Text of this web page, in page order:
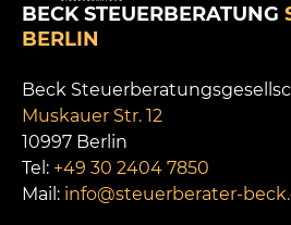
BECK STEUERBERATUNG
BERLIN
Beck
Muskauer Str. 12
10997 Berlin
Tel: +49 30 2404 7850
Mail: info@steuerberater-